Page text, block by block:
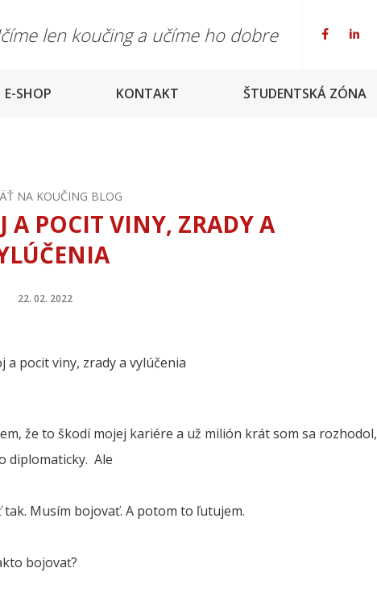
len koučing a učíme ho dobre
E-SHOP KONTAKT ŠTUDENTSKÁ ZÓNA
NA KOUČING BLOG
A POCIT VINY, ZRADY A
22. 02. 2022
že to škodí mojej kariére a už milión krát som sa rozhodol,
diplomaticky. Ale
Musím bojovať. A potom to ľutujem.
bojovať?